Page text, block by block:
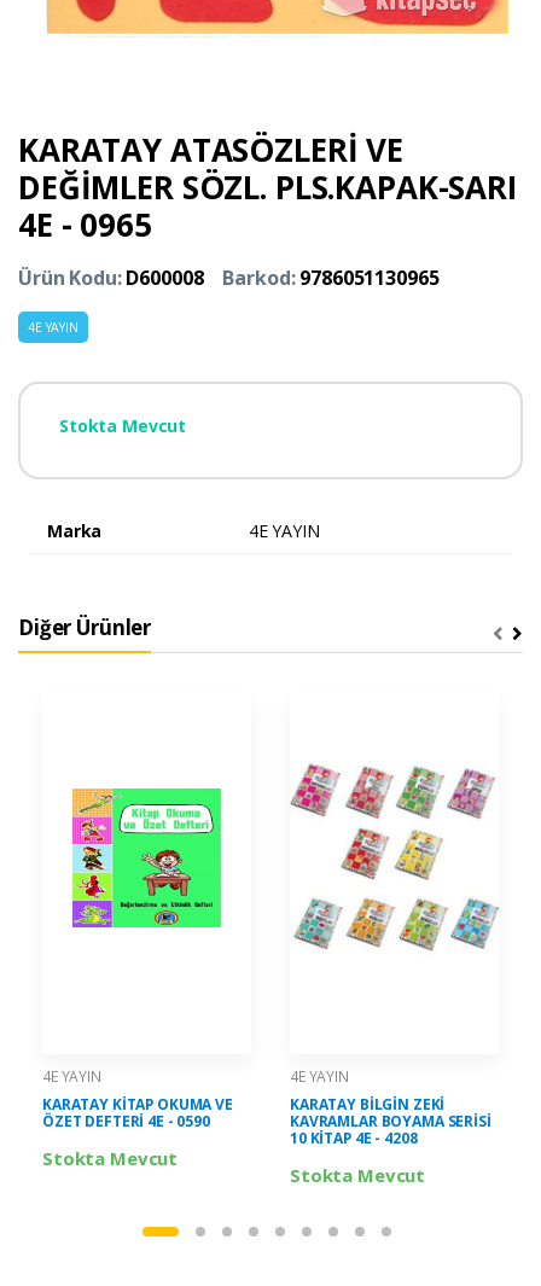
KARATAY ATASÖZLERİ VE
DEĞİMLER SÖZL. PLS.KAPAK-SARI
4E - 0965
Ürün Kodu:D600008 Barkod:9786051130965
4E YAYIN
Stokta Mevcut
Marka 4E YAYIN
Diğer Ürünler
4E YAYIN
KARATAY KİTAP OKUMA VE
ÖZET DEFTERİ 4E - 0590
Stokta Mevcut
4E YAYIN
KARATAY BİLGİN ZEKİ
KAVRAMLAR BOYAMA SERİSİ
10 KİTAP 4E - 4208
Stokta Mevcut